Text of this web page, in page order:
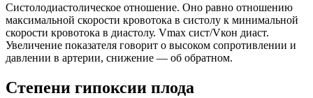
Систолодиастолическое отношение. Оно равно отношению
максимальной скорости кровотока в систолу к минимальной
скорости кровотока в диастолу. Vmax сист/Vкон диаст.
Увеличение показателя говорит о высоком сопротивлении и
давлении в артерии, снижение — об обратном.
Степени гипоксии плода